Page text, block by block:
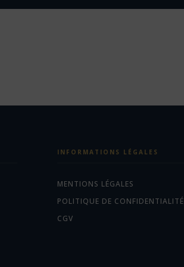
INFORMATIONS LÉGALES
MENTIONS LÉGALES
POLITIQUE DE CONFIDENTIALITÉ
CGV